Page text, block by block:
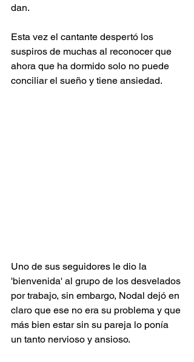
dan.
Esta vez el cantante despertó los
suspiros de muchas al reconocer que
ahora que ha dormido solo no puede
conciliar el sueño y tiene ansiedad.
Uno de sus seguidores le dio la
'bienvenida' al grupo de los desvelados
por trabajo, sin embargo, Nodal dejó en
claro que ese no era su problema y que
más bien estar sin su pareja lo ponía
un tanto nervioso y ansioso.